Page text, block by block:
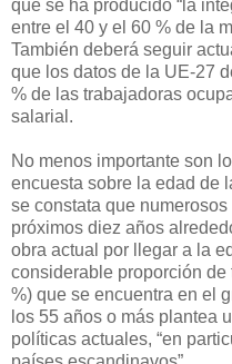
que se ha producido “la
entre el 40 y el 60 % de la
También deberá seguir
que los datos de la UE-27
% de las trabajadoras
salarial.
No menos importante son
encuesta sobre la edad de
se constata que
próximos diez años
obra actual por llegar a la
considerable proporción
%) que se encuentra en el
los 55 años o más plantea
políticas actuales, “en